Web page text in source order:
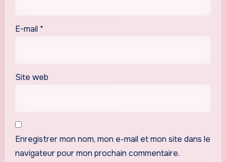
E-mail *
Site web
Enregistrer mon nom, mon e-mail et mon site dans le
navigateur pour mon prochain commentaire.